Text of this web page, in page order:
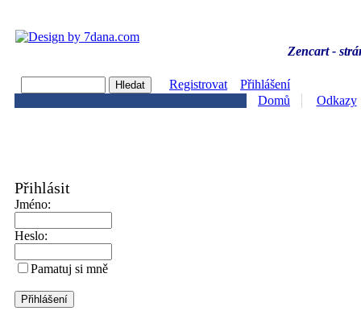
Zencart -
Registrovat
Přihlášení
Domů
Odkazy
Přihlásit
Jméno:
Heslo:
Pamatuj si mně